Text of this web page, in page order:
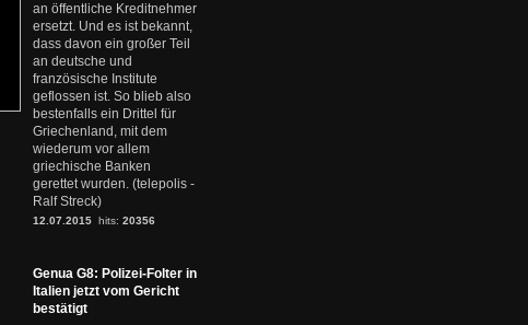
an öffentliche Kreditnehmer
ersetzt. Und es ist bekannt,
dass davon ein großer Teil
an deutsche und
französische Institute
geflossen ist. So blieb also
bestenfalls ein Drittel für
Griechenland, mit dem
wiederum vor allem
griechische Banken
gerettet wurden. (telepolis -
Ralf Streck)
12.07.2015 hits: 20356
Genua G8: Polizei-Folter in
Italien jetzt vom Gericht
bestätigt